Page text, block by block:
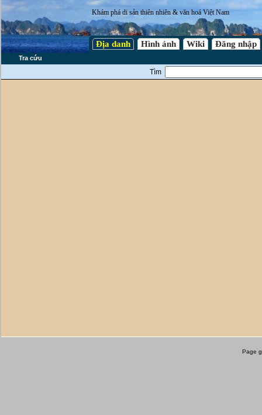
Khám phá di sản thiên nhiên & văn hoá Việt Nam
Địa danh Hình ảnh Wiki Đăng nhập
Tra cứu
Tìm
Page